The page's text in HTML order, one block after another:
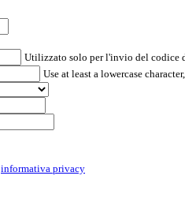
Utilizzato solo per l'invio del codice
Use at least a lowercase
informativa privacy